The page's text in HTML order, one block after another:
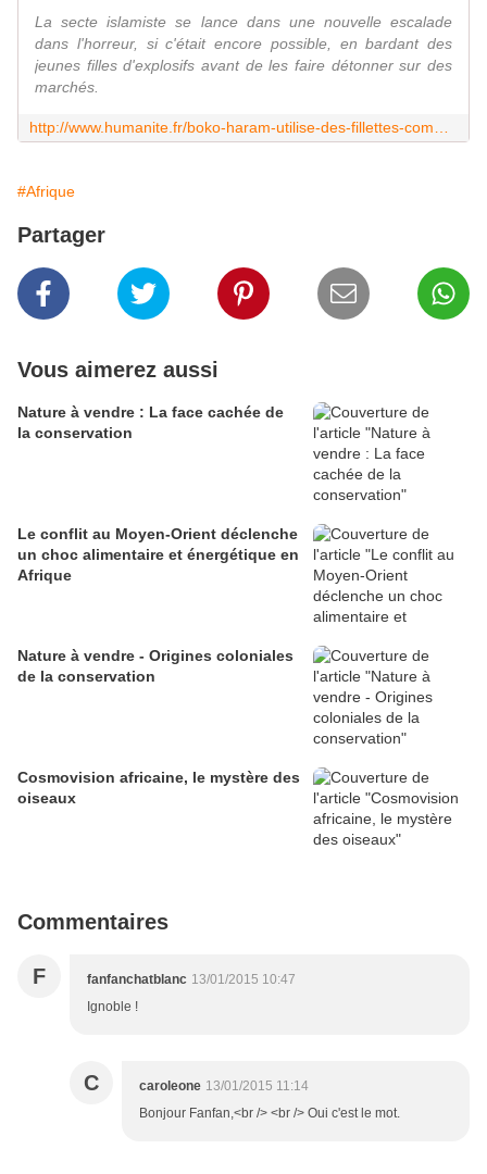
La secte islamiste se lance dans une nouvelle escalade
dans l'horreur, si c'était encore possible, en bardant des
jeunes filles d'explosifs avant de les faire détonner sur des
marchés.
#Afrique
Partager
Vous aimerez aussi
Nature à vendre : La face cachée de
la conservation
Le conflit au Moyen-Orient déclenche
un choc alimentaire et énergétique en
Afrique
Nature à vendre - Origines coloniales
de la conservation
Cosmovision africaine, le mystère des
oiseaux
Commentaires
F fanfanchatblanc 13/01/2015 10:47
Ignoble !
C caroleone 13/01/2015 11:14
Bonjour Fanfan,<br /> <br /> Oui c'est le mot.